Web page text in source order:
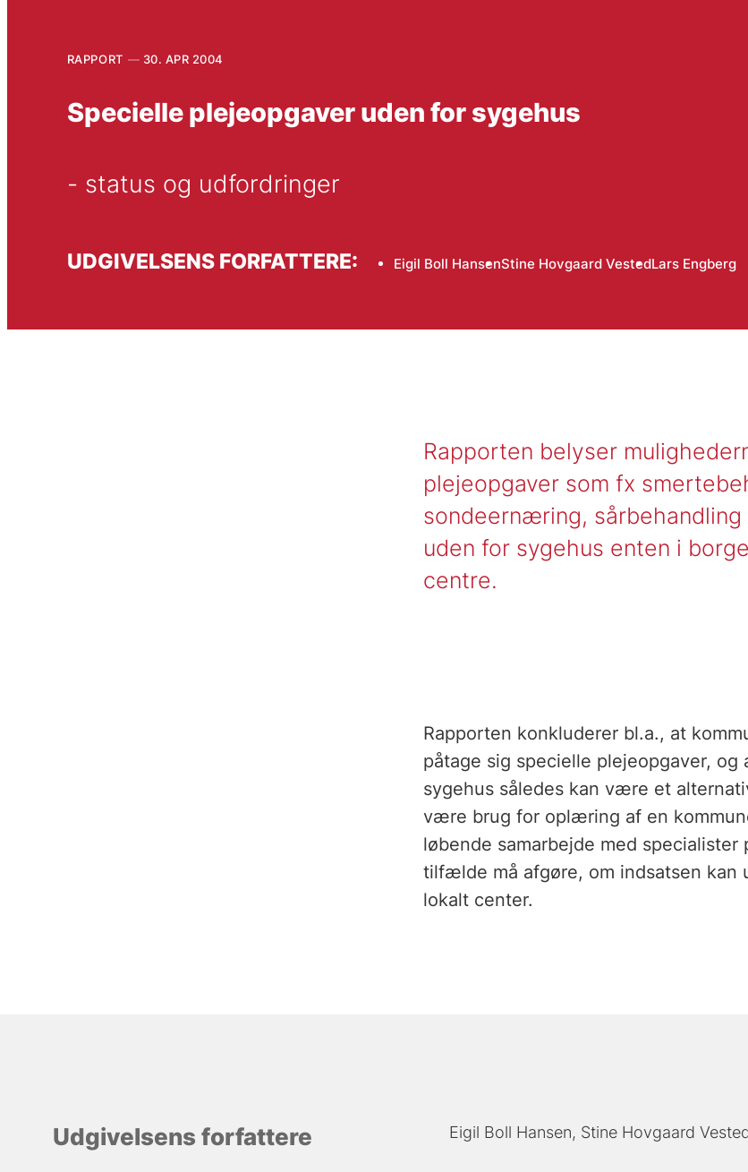
RAPPORT 30. APR 2004
Specielle plejeopgaver uden for sygehus
- status og udfordringer
UDGIVELSENS FORFATTERE: Eigil Boll HansenStine Hovgaard VestedLars Engberg
Rapporten belyser
plejeopgaver som fx
sondeernæring,
uden for sygehus enten i
centre.
Rapporten konkluderer bl.a., at
påtage sig specielle plejeopgaver,
sygehus således kan være et
være brug for oplæring af en
løbende samarbejde med
tilfælde må afgøre, om indsatsen
lokalt center.
Udgivelsens forfattere Eigil Boll Hansen Stine Hovgaard